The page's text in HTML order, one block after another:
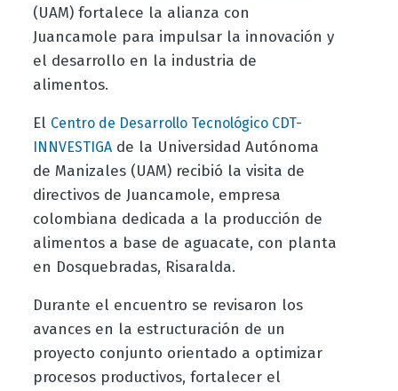
(UAM) fortalece la alianza con
Juancamole para impulsar la innovación y
el desarrollo en la industria de
alimentos.
El Centro de Desarrollo Tecnológico CDT-
INNVESTIGAde la Universidad Autónoma
de Manizales (UAM) recibió la visita de
directivos de Juancamole, empresa
colombiana dedicada a la producción de
alimentos a base de aguacate, con planta
en Dosquebradas, Risaralda.
Durante el encuentro se revisaron los
avances en la estructuración de un
proyecto conjunto orientado a optimizar
procesos productivos, fortalecer el